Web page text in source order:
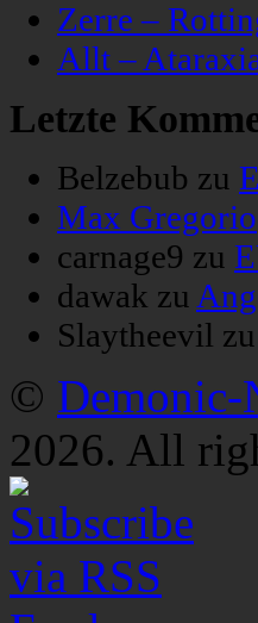
Zerre –
Allt –
Letzte
Belzebub zu
Max Gregorio
carnage9 zu
dawak zu
Slaytheevil zu
© Demonic-
2026. All